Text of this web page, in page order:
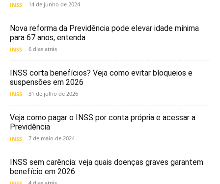
INSS 14 de junho de 2024
Nova reforma da Previdência pode elevar idade mínima
para 67 anos; entenda
INSS 6 dias atrás
INSS corta benefícios? Veja como evitar bloqueios e
suspensões em 2026
INSS 31 de julho de 2026
Veja como pagar o INSS por conta própria e acessar a
Previdência
INSS 7 de maio de 2024
INSS sem carência: veja quais doenças graves garantem
benefício em 2026